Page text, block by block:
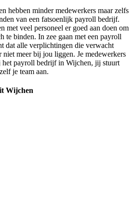
hebben minder medewerkers maar zelfs
van een fatsoenlijk payroll bedrijf.
met veel personeel er goed aan doen om
te binden. In zee gaan met een payroll
dat alle verplichtingen die verwacht
meer bij jou liggen. Je medewerkers
payroll bedrijf in Wijchen, jij stuurt
je team aan.
Wijchen